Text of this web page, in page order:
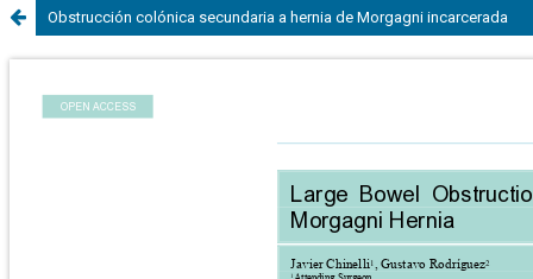
Obstrucción colónica secundaria a hernia de Morgagni incarcerada